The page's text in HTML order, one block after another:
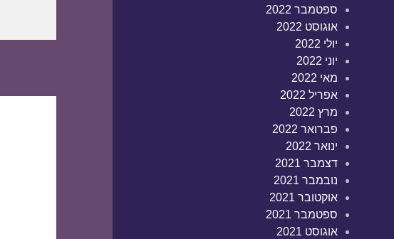
ספטמבר 2022
אוגוסט 2022
יולי 2022
יוני 2022
מאי 2022
אפריל 2022
מרץ 2022
פברואר 2022
ינואר 2022
דצמבר 2021
נובמבר 2021
אוקטובר 2021
ספטמבר 2021
אוגוסט 2021